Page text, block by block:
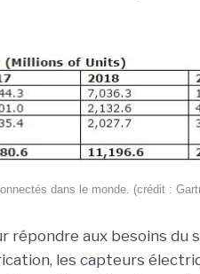
dans le monde. (crédit :
répondre aux besoins du
les capteurs